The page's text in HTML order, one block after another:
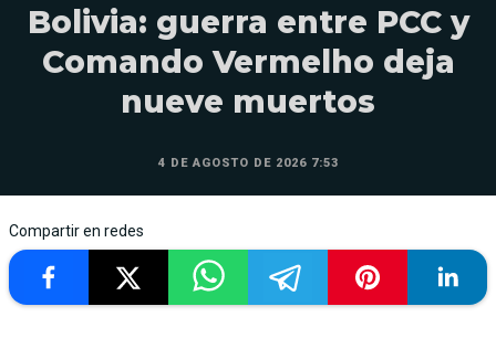
Bolivia: guerra entre PCC y
Comando Vermelho deja
nueve muertos
4 DE AGOSTO DE 2026 7:53
Compartir en redes